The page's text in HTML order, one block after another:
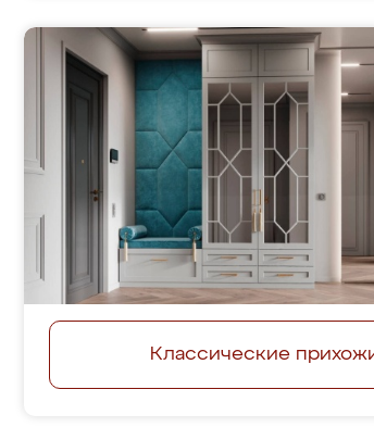
Классические